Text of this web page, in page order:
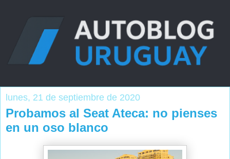
lunes, 21 de septiembre de 2020
Probamos al Seat Ateca: no pienses
en un oso blanco